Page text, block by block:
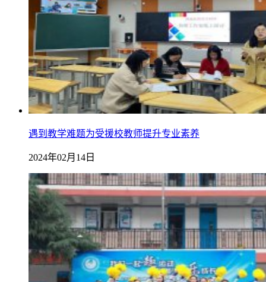
遇到教学难题为受援校教师提升专业素养
2024年02月14日